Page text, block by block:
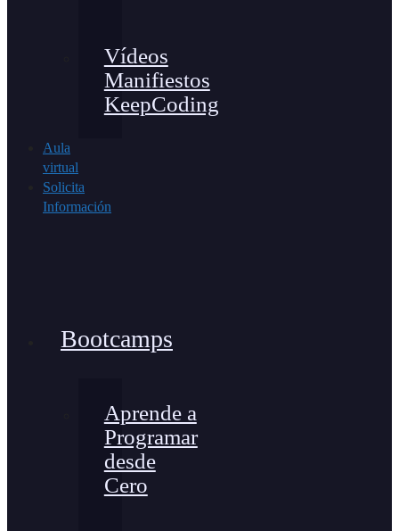
Vídeos
Manifiestos
KeepCoding
Aula
virtual
Solicita
Información
Bootcamps
Aprende a
Programar
desde
Cero